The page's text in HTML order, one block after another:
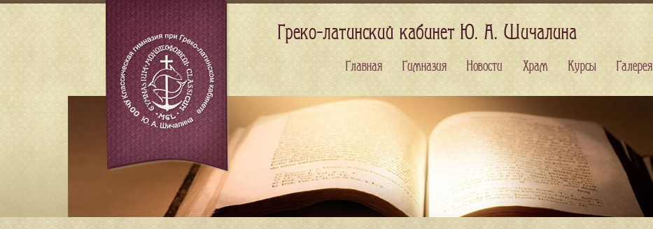
Греко-латинский кабинет Ю. А. Шичалина
Главная Гимназия Новости Храм Курсы Галерея